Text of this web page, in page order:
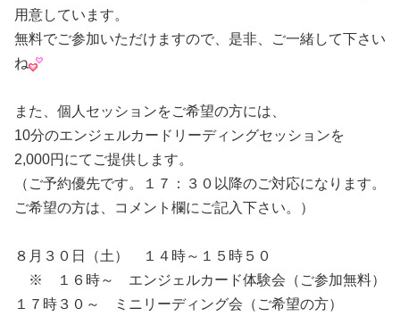
用意しています。
無料でご参加いただけますので、是非、ご一緒して下さい
ね
また、個人セッションをご希望の方には、
10分のエンジェルカードリーディングセッションを
2,000円にてご提供します。
（ご予約優先です。１７：３０以降のご対応になります。
ご希望の方は、コメント欄にご記入下さい。）
８月３０日（土） １４時～１５時５０
※ １６時～ エンジェルカード体験会（ご参加無料）
１７時３０～ ミニリーディング会（ご希望の方）